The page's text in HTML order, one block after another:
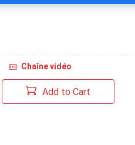
Chaîne vidéo
Add to Cart